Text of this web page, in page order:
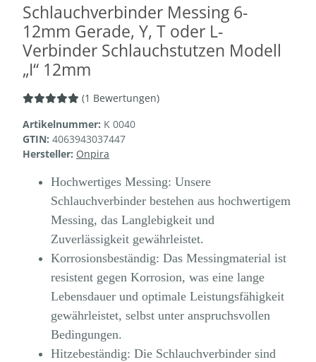
Schlauchverbinder Messing 6-
12mm Gerade, Y, T oder L-
Verbinder Schlauchstutzen Modell
„I“ 12mm
(1 Bewertungen)
Artikelnummer: K 0040
GTIN: 4063943037447
Hersteller: Onpira
Hochwertiges Messing: Unsere
Schlauchverbinder bestehen aus hochwertigem
Messing, das Langlebigkeit und
Zuverlässigkeit gewährleistet.
Korrosionsbeständig: Das Messingmaterial ist
resistent gegen Korrosion, was eine lange
Lebensdauer und optimale Leistungsfähigkeit
gewährleistet, selbst unter anspruchsvollen
Bedingungen.
Hitzebeständig: Die Schlauchverbinder sind